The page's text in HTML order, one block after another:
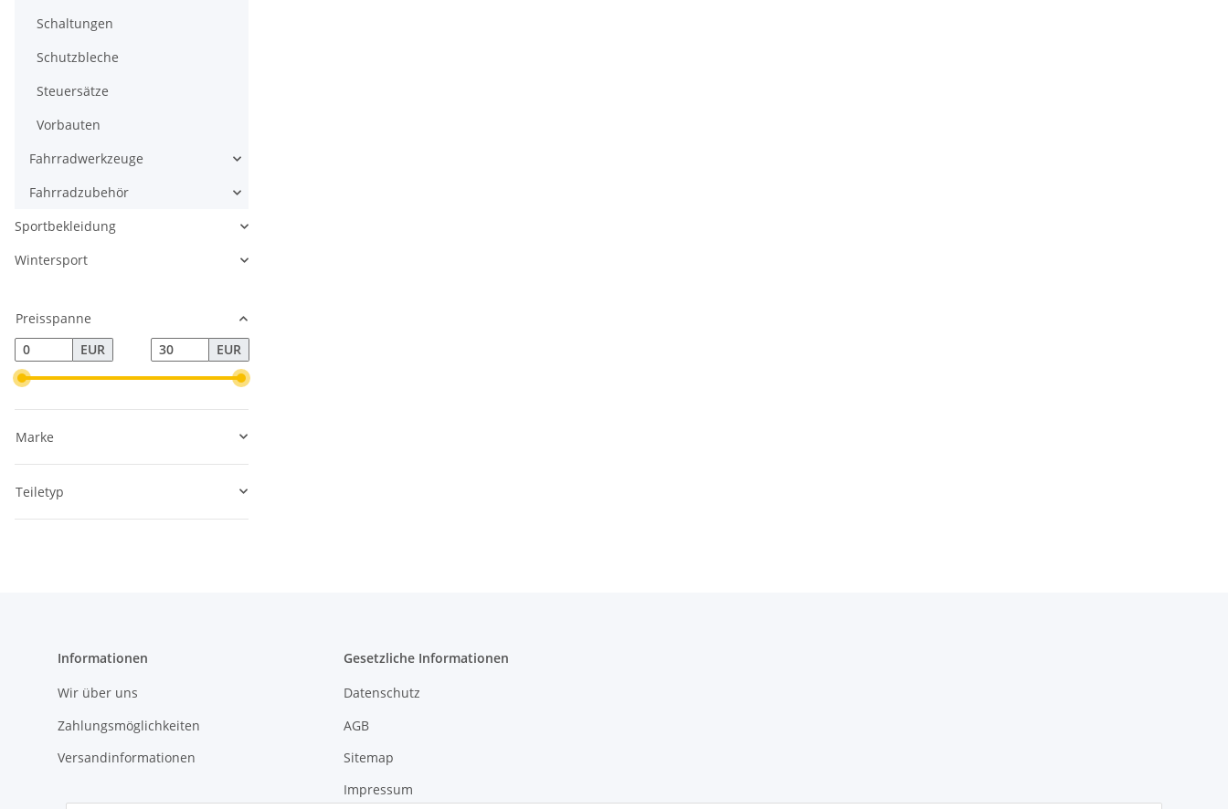
Schaltungen
Schutzbleche
Steuersätze
Vorbauten
Fahrradwerkzeuge
Fahrradzubehör
Sportbekleidung
Wintersport
Preisspanne
EUR
EUR
Marke
Teiletyp
Informationen
Wir über uns
Zahlungsmöglichkeiten
Versandinformationen
Gesetzliche Informationen
Datenschutz
AGB
Sitemap
Impressum